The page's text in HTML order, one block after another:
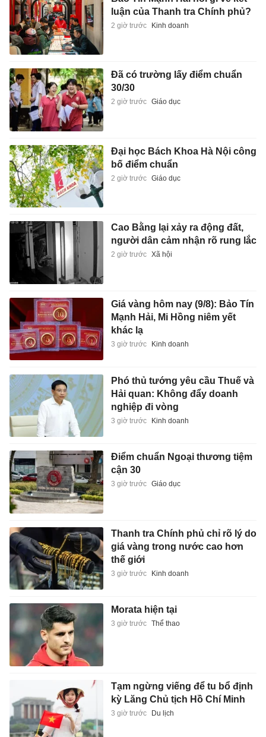
luận của Thanh tra Chính phủ?
2 giờ trước Kinh doanh
Đã có trường lấy điểm chuẩn
30/30
2 giờ trước Giáo dục
Đại học Bách Khoa Hà Nội công
bố điểm chuẩn
2 giờ trước Giáo dục
Cao Bằng lại xảy ra động đất,
người dân cảm nhận rõ rung lắc
2 giờ trước Xã hội
Giá vàng hôm nay (9/8): Bảo Tín
Mạnh Hải, Mi Hồng niêm yết
khác lạ
3 giờ trước Kinh doanh
Phó thủ tướng yêu cầu Thuế và
Hải quan: Không đẩy doanh
nghiệp đi vòng
3 giờ trước Kinh doanh
Điểm chuẩn Ngoại thương tiệm
cận 30
3 giờ trước Giáo dục
Thanh tra Chính phủ chỉ rõ lý do
giá vàng trong nước cao hơn
thế giới
3 giờ trước Kinh doanh
Morata hiện tại
3 giờ trước Thể thao
Tạm ngừng viếng để tu bổ định
kỳ Lăng Chủ tịch Hồ Chí Minh
3 giờ trước Du lịch